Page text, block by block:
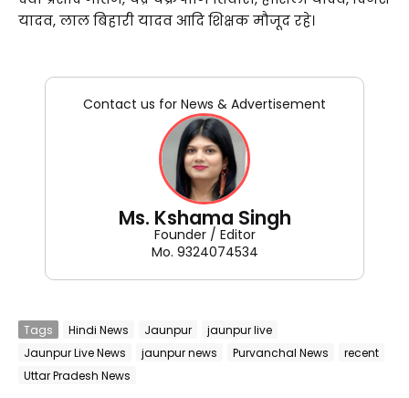
यादव, लाल बिहारी यादव आदि शिक्षक मौजूद रहे।
Contact us for News & Advertisement
Ms. Kshama Singh
Founder / Editor
Mo. 9324074534
Tags Hindi News Jaunpur
jaunpur live
Jaunpur Live News
jaunpur news Purvanchal News
recent
Uttar Pradesh News